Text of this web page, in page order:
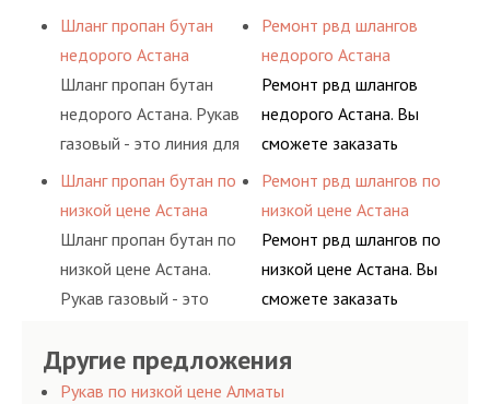
элементами системы.
это линия для подачи
сжатого воздуха и
различных типов
сжиженного газа
(кислород, аргон, метан,
ацетилен) между
определенными
элементами системы.
Шланг пропан бутан
недорого Астана
Шланг пропан бутан
недорого Астана. Рукав
газовый - это линия для
подачи сжатого
воздуха и различных
типов сжиженного газа
(кислород, аргон, метан,
пропан, бутан,
элементами системы.
Шланг пропан бутан по
низкой цене Астана
Шланг пропан бутан по
низкой цене Астана.
Рукав газовый - это
сжатого воздуха и
различных типов
заказать сервис РВД на
разовой основе либо на
условиях
долговременного
комплексного
гидросистем Вашего
предприятия.
Ремонт рвд шлангов
недорого Астана
Ремонт рвд шлангов
недорого Астана. Вы
сможете заказать
сервис РВД на разовой
основе либо на
условиях
долговременного
комплексного
Ремонт рвд шлангов по
низкой цене Астана
Ремонт рвд шлангов по
низкой цене Астана. Вы
сможете заказать
основе либо на
условиях
Другие предложения
Рукав по низкой цене Алматы